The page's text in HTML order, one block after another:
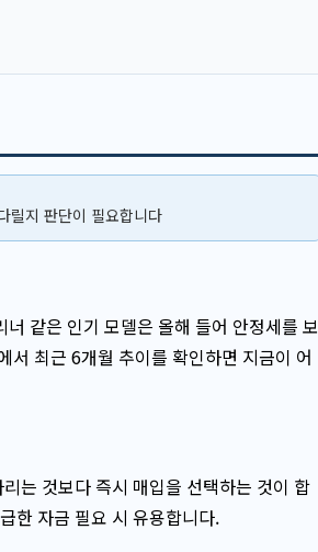
릴지 판단이 필요합니다
같은 인기 모델은 올해 들어 안정세를 보
서 최근 6개월 추이를 확인하면 지금이 어
는 것보다 즉시 매입을 선택하는 것이 합
한 자금 필요 시 유용합니다.